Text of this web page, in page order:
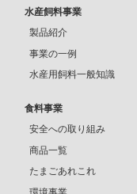
水産飼料事業
製品紹介
事業の一例
水産用飼料一般知識
食料事業
安全への取り組み
商品一覧
たまごあれこれ